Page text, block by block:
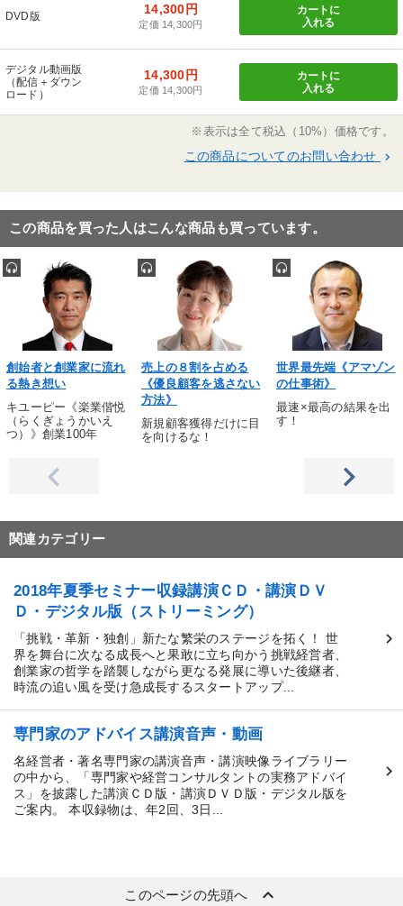
DVD版 14,300円
定価 14,300円
カートに
入れる
デジタル動画版
（配信＋ダウン
ロード）
14,300円
定価 14,300円
カートに
入れる
※表示は全て税込（10%）価格です。
この商品についてのお問い合わせ keyboard_arrow_right
この商品を買った人はこんな商品も買っています。
創始者と創業家に流れ
る熱き想い
キユーピー《楽業偕悦
（らくぎょうかいえ
つ）》創業100年
売上の８割を占める
《優良顧客を逃さない
方法》
新規顧客獲得だけに目
を向けるな！
世界最先端《アマゾン
の仕事術》
最速×最高の結果を出
す！
関連カテゴリー
2018年夏季セミナー収録講演ＣＤ・講演ＤＶ
Ｄ・デジタル版（ストリーミング）
「挑戦・革新・独創」新たな繁栄のステージを拓く！ 世
界を舞台に次なる成長へと果敢に立ち向かう挑戦経営者、
創業家の哲学を踏襲しながら更なる発展に導いた後継者、
時流の追い風を受け急成長するスタートアップ...
専門家のアドバイス講演音声・動画
名経営者・著名専門家の講演音声・講演映像ライブラリー
の中から、「専門家や経営コンサルタントの実務アドバイ
ス」を披露した講演ＣＤ版・講演ＤＶＤ版・デジタル版を
ご案内。 本収録物は、年2回、3日...
このページの先頭へ keyboard_arrow_up